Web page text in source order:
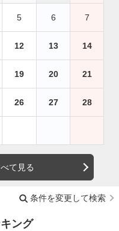
5 6 7
12 13 14
19 20 21
26 27 28
て見る
条件を変更して検索
ング